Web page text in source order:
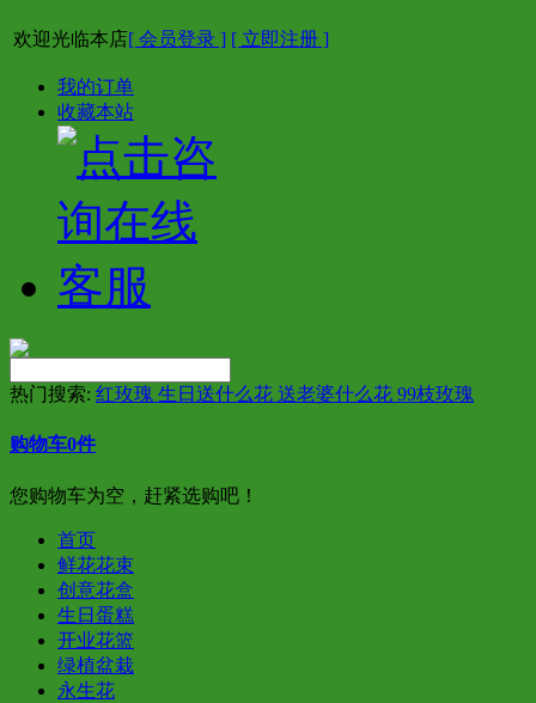
欢迎光临本店[ 会员登录 ] [ 立即注册 ]
我的订单
收藏本站
热门搜索: 红玫瑰 生日送什么花 送老婆什么花 99枝玫瑰
购物车0件
您购物车为空，赶紧选购吧！
首页
鲜花花束
创意花盒
生日蛋糕
开业花篮
绿植盆栽
永生花